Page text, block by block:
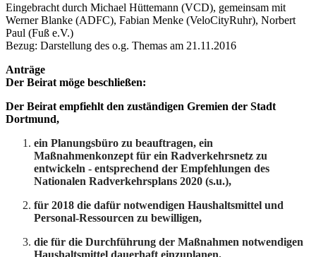
Eingebracht durch Michael Hüttemann (VCD), gemeinsam mit
Werner Blanke (ADFC), Fabian Menke (VeloCityRuhr), Norbert
Paul (Fuß e.V.)
Bezug: Darstellung des o.g. Themas am 21.11.2016
Anträge
Der Beirat möge beschließen:
Der Beirat empfiehlt den zuständigen Gremien der Stadt
Dortmund,
ein Planungsbüro zu beauftragen, ein
Maßnahmenkonzept für ein Radverkehrsnetz zu
entwickeln - entsprechend der Empfehlungen des
Nationalen Radverkehrsplans 2020 (s.u.),
für 2018 die dafür notwendigen Haushaltsmittel und
Personal-Ressourcen zu bewilligen,
die für die Durchführung der Maßnahmen notwendigen
Haushaltsmittel dauerhaft einzuplanen.